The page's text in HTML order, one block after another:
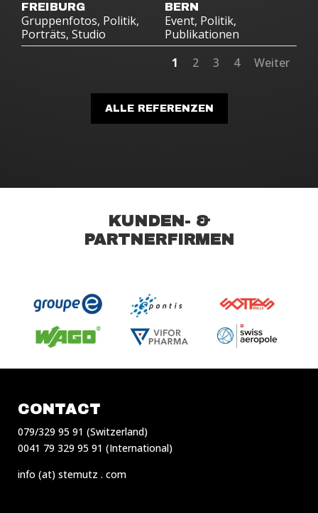
FREIBURG
Gruppenfotos, Politik,
Porträts, Studio
BERN
Event, Politik,
Publikationen
1
2 3 4 Weiter
ALLE REFERENZEN
KUNDEN- &
PARTNERFIRMEN
CONTACT
079/329 95 91 (Switzerland)
0041 79 329 95 91 (International)
info (at) stemutz . com